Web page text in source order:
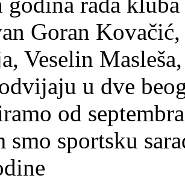
Goran
Veselin
u dve
od
smo sportsku